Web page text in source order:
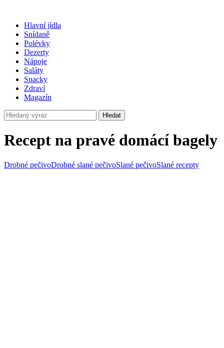
Hlavní jídla
Snídaně
Polévky
Dezerty
Nápoje
Saláty
Snacky
Zdraví
Magazín
Hledat
Recept na pravé domácí bagely
Drobné pečivoDrobné slané pečivoSlané pečivoSlané recepty